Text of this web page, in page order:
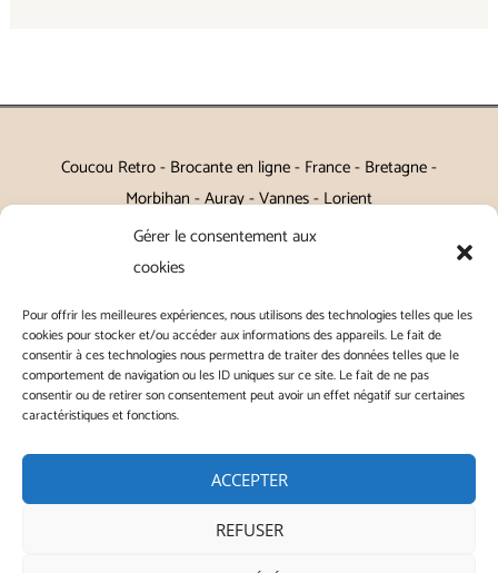
Gérer le consentement aux
cookies
Pour offrir les meilleures expériences, nous utilisons des technologies telles que les
cookies pour stocker et/ou accéder aux informations des appareils. Le fait de
consentir à ces technologies nous permettra de traiter des données telles que le
comportement de navigation ou les ID uniques sur ce site. Le fait de ne pas
consentir ou de retirer son consentement peut avoir un effet négatif sur certaines
caractéristiques et fonctions.
ACCEPTER
REFUSER
Coucou Retro - Brocante en ligne - France - Bretagne -
Morbihan - Auray - Vannes - Lorient
Petits meubles, décoration, miroirs, luminaires, Art de la table
Campagne Chic, Kitch
|Contact|Conditions générales de vente|Conditions
générales d'utilisation|Mentions légales|Politique de